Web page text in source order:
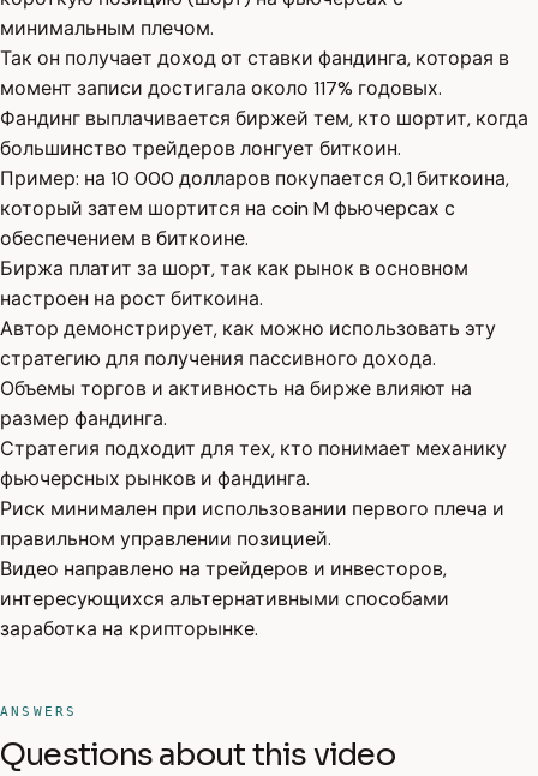
минимальным плечом.
Так он получает доход от ставки фандинга, которая в
момент записи достигала около 117% годовых.
Фандинг выплачивается биржей тем, кто шортит, когда
большинство трейдеров лонгует биткоин.
Пример: на 10 000 долларов покупается 0,1 биткоина,
который затем шортится на coin M фьючерсах с
обеспечением в биткоине.
Биржа платит за шорт, так как рынок в основном
настроен на рост биткоина.
Автор демонстрирует, как можно использовать эту
стратегию для получения пассивного дохода.
Объемы торгов и активность на бирже влияют на
размер фандинга.
Стратегия подходит для тех, кто понимает механику
фьючерсных рынков и фандинга.
Риск минимален при использовании первого плеча и
правильном управлении позицией.
Видео направлено на трейдеров и инвесторов,
интересующихся альтернативными способами
заработка на крипторынке.
ANSWERS
Questions about this video